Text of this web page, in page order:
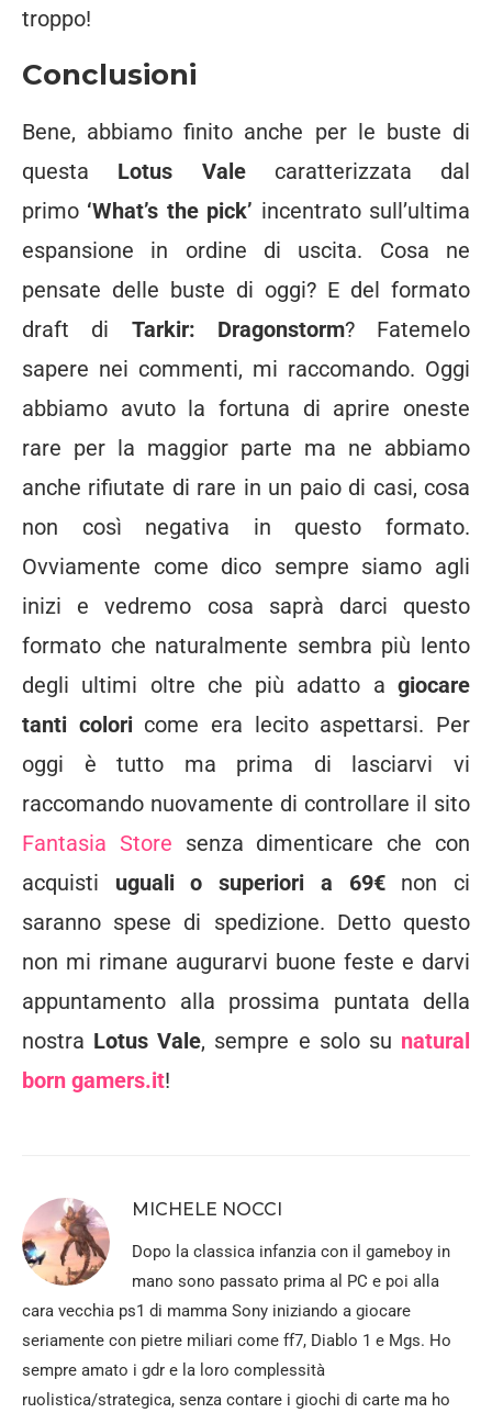
troppo!
Conclusioni
Bene, abbiamo finito anche per le buste di
questa Lotus Valecaratterizzata dal
primo ‘What’s the pick’ incentrato sull’ultima
espansione in ordine di uscita. Cosa ne
pensate delle buste di oggi? E del formato
draft di Tarkir: Dragonstorm? Fatemelo
sapere nei commenti, mi raccomando. Oggi
abbiamo avuto la fortuna di aprire oneste
rare per la maggior parte ma ne abbiamo
anche rifiutate di rare in un paio di casi, cosa
non così negativa in questo formato.
Ovviamente come dico sempre siamo agli
inizi e vedremo cosa saprà darci questo
formato che naturalmente sembra più lento
degli ultimi oltre che più adatto a giocare
tanti coloricome era lecito aspettarsi. Per
oggi è tutto ma prima di lasciarvi vi
raccomando nuovamente di controllare il sito
Fantasia Store senza dimenticare che con
acquisti uguali o superiori a 69€non ci
saranno spese di spedizione. Detto questo
non mi rimane augurarvi buone feste e darvi
appuntamento alla prossima puntata della
nostra Lotus Vale, sempre e solo su natural
born gamers.it!
MICHELE NOCCI
Dopo la classica infanzia con il gameboy in
mano sono passato prima al PC e poi alla
cara vecchia ps1 di mamma Sony iniziando a giocare
seriamente con pietre miliari come ff7, Diablo 1 e Mgs. Ho
sempre amato i gdr e la loro complessità
ruolistica/strategica, senza contare i giochi di carte ma ho